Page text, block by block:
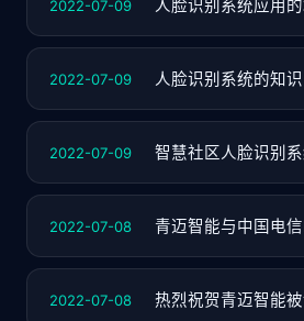
2022-07-09 人脸识别系统应用
2022-07-09 人脸识别系统的知
2022-07-09 智慧社区人脸识别
2022-07-08
2022-07-08